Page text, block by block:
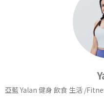
亞藍 Yalan 健身 飲食 生活 /